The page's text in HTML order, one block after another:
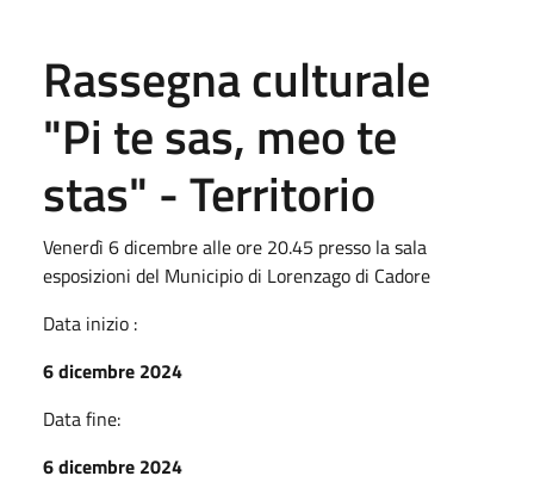
Rassegna culturale
"Pi te sas, meo te
stas" - Territorio
Venerdì 6 dicembre alle ore 20.45 presso la sala
esposizioni del Municipio di Lorenzago di Cadore
Data inizio :
6 dicembre 2024
Data fine:
6 dicembre 2024